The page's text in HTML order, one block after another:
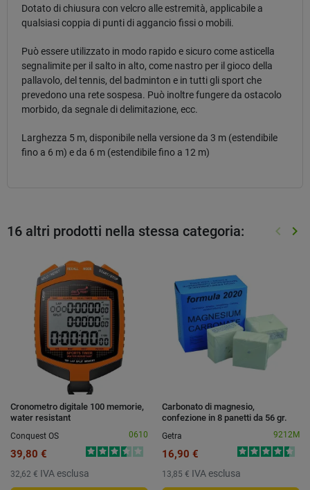
Dotato di chiusura con velcro alle estremità, applicabile a
qualsiasi coppia di punti di aggancio fissi o mobili.
Può essere utilizzato in modo rapido e sicuro come asticella
segnalimite per il salto in alto, come nastro per il gioco della
pallavolo, del tennis, del badminton e in tutti gli sport che
prevedono una rete sospesa. Può inoltre fungere da ostacolo
morbido, da segnale di delimitazione, ecc.
Larghezza 5 m, disponibile nella versione da 3 m (estendibile
fino a 6 m) e da 6 m (estendibile fino a 12 m)
16 altri prodotti nella stessa categoria: keyboard_arrow_left keyboard_arrow_right
Cronometro digitale 100 memorie,
water resistant
Conquest OS
0610
39,80 €
32,62 € IVA esclusa
Carbonato di magnesio,
confezione in 8 panetti da 56 gr.
Getra
9212M
16,90 €
13,85 € IVA esclusa